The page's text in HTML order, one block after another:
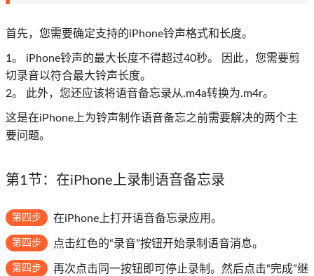
首先，您需要确定支持的iPhone铃声格式和长度。
1。 iPhone铃声的最大长度不得超过40秒。 因此，您需要剪
切录音以符合最大铃声长度。
2。 此外，您还应该将语音备忘录从.m4a转换为.m4r。
这是在iPhone上为铃声制作语音备忘之前需要解决的两个主
要问题。
第1节：在iPhone上录制语音备忘录
第四步 在iPhone上打开语音备忘录应用。
第四步 点击红色的“录音”按钮开始录制语音消息。
第四步
再次点击同一按钮即可停止录制。然后点击“完成”继